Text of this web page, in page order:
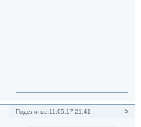
Поделиться 5
11.05.17 21:41